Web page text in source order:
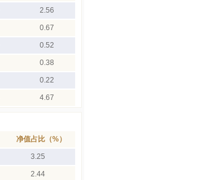
2.56
0.67
0.52
0.38
0.22
4.67
净值占比（%）
3.25
2.44